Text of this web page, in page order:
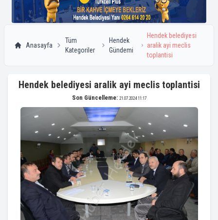
Anasayfa
Tüm
Kategoriler
Hendek
Gündemi
Hendek belediyesi
aralik ayi meclis
toplantisi
Hendek belediyesi aralik ayi meclis toplantisi
Son Güncelleme: 21.07.2024 11:17